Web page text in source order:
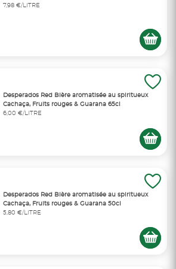
7,98 €/LITRE
Desperados Red Bière aromatisée au spiritueux
Cachaça, Fruits rouges & Guarana 65cl
6,00 €/LITRE
Desperados Red Bière aromatisée au spiritueux
Cachaça, Fruits rouges & Guarana 50cl
5,80 €/LITRE